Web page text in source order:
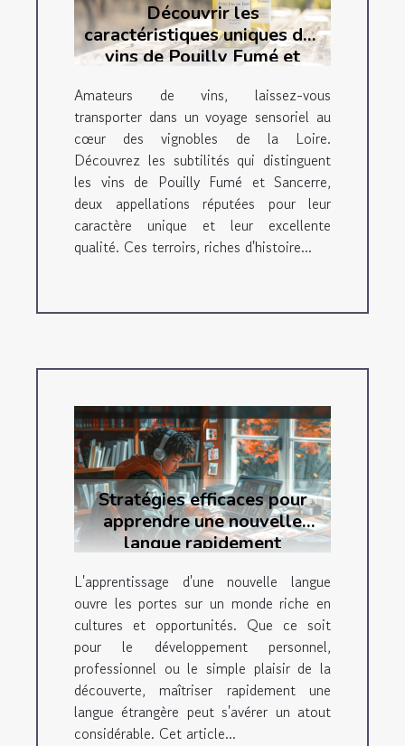
Découvrir les
caractéristiques uniques des
vins de Pouilly Fumé et
Amateurs de vins, laissez-vous
transporter dans un voyage sensoriel au
cœur des vignobles de la Loire.
Découvrez les subtilités qui distinguent
les vins de Pouilly Fumé et Sancerre,
deux appellations réputées pour leur
caractère unique et leur excellente
qualité. Ces terroirs, riches d'histoire...
Stratégies efficaces pour
apprendre une nouvelle
langue rapidement
L'apprentissage d'une nouvelle langue
ouvre les portes sur un monde riche en
cultures et opportunités. Que ce soit
pour le développement personnel,
professionnel ou le simple plaisir de la
découverte, maîtriser rapidement une
langue étrangère peut s'avérer un atout
considérable. Cet article...